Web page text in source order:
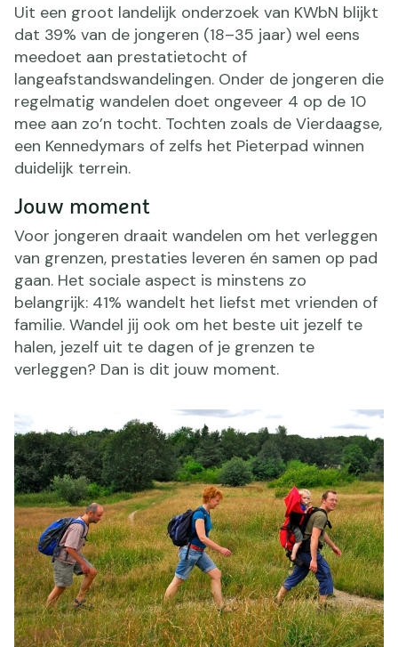
Uit een groot landelijk onderzoek van KWbN blijkt
dat 39% van de jongeren (18–35 jaar) wel eens
meedoet aan prestatietocht of
langeafstandswandelingen. Onder de jongeren die
regelmatig wandelen doet ongeveer 4 op de 10
mee aan zo’n tocht. Tochten zoals de Vierdaagse,
een Kennedymars of zelfs het Pieterpad winnen
duidelijk terrein.
Jouw moment
Voor jongeren draait wandelen om het verleggen
van grenzen, prestaties leveren én samen op pad
gaan. Het sociale aspect is minstens zo
belangrijk: 41% wandelt het liefst met vrienden of
familie. Wandel jij ook om het beste uit jezelf te
halen, jezelf uit te dagen of je grenzen te
verleggen? Dan is dit jouw moment.